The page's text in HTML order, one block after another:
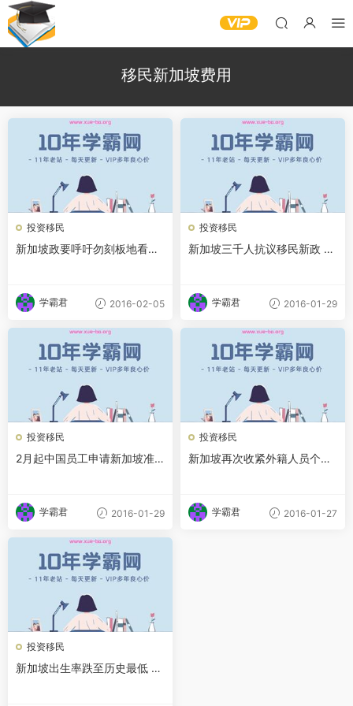
移民新加坡费用
投资移民
新加坡政要呼吁勿刻板地看待
学霸君 2016-02-05
投资移民
新加坡三千人抗议移民新政 中
学霸君 2016-01-29
投资移民
2月起中国员工申请新加坡准
学霸君 2016-01-29
投资移民
新加坡再次收紧外籍人员个人
学霸君 2016-01-27
投资移民
新加坡出生率跌至历史最低 需